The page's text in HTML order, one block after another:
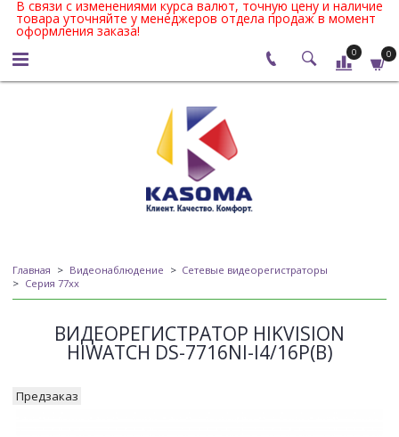
В связи с изменениями курса валют, точную цену и наличие
товара уточняйте у менеджеров отдела продаж в момент
оформления заказа!
0 0
Главная Видеонаблюдение
Сетевые видеорегистраторы
Серия 77xx
ВИДЕОРЕГИСТРАТОР HIKVISION
HIWATCH DS-7716NI-I4/16P(B)
Предзаказ